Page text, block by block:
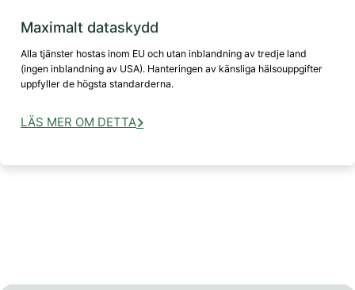
Maximalt dataskydd
Alla tjänster hostas inom EU och utan inblandning av tredje land
(ingen inblandning av USA). Hanteringen av känsliga hälsouppgifter
uppfyller de högsta standarderna.
LÄS MER OM DETTA